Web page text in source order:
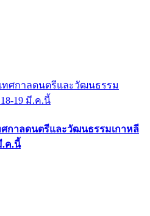
ศกาลดนตรีและวัฒนธรรมเกาหลี
.ค.นี้